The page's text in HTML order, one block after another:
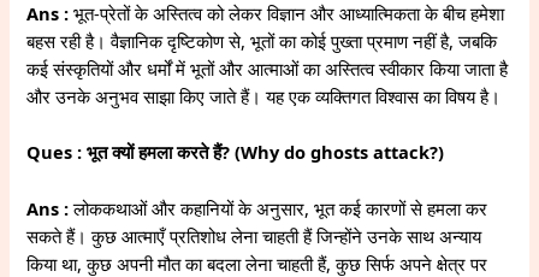
Ans : भूत-प्रेतों के अस्तित्व को लेकर विज्ञान और आध्यात्मिकता के बीच हमेशा
बहस रही है। वैज्ञानिक दृष्टिकोण से, भूतों का कोई पुख्ता प्रमाण नहीं है, जबकि
कई संस्कृतियों और धर्मों में भूतों और आत्माओं का अस्तित्व स्वीकार किया जाता है
और उनके अनुभव साझा किए जाते हैं। यह एक व्यक्तिगत विश्वास का विषय है।
Ques : भूत क्यों हमला करते हैं? (Why do ghosts attack?)
Ans :लोककथाओं और कहानियों के अनुसार, भूत कई कारणों से हमला कर
सकते हैं। कुछ आत्माएँ प्रतिशोध लेना चाहती हैं जिन्होंने उनके साथ अन्याय
किया था, कुछ अपनी मौत का बदला लेना चाहती हैं, कुछ सिर्फ अपने क्षेत्र पर